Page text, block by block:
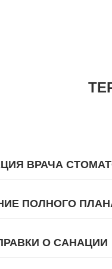
ВРАЧА
ПОЛНОГО
О САНАЦИИ